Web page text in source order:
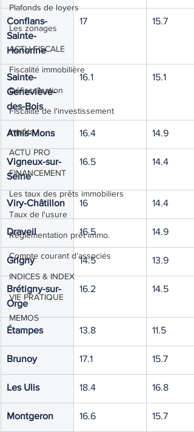
Plafonds de loyers
Les zonages
ACTU FISCALE
Fiscalité immobilière
Défiscalisation
Fiscalité de l'investissement
Impôts
ACTU PRO
FINANCEMENT
Les taux des prêts immobiliers
Taux de l'usure
Règlementation prêt immo.
Compte courant d'associés
INDICES & INDEX
VIE PRATIQUE
MEMOS
Conflans-
Sainte-
Honorine
17 15.7
Sainte-
Geneviève-
des-Bois
16.1 15.1
Athis-Mons 16.4 14.9
Vigneux-sur-
Seine
16.5 14.4
Viry-Châtillon 16 14.4
Draveil 16.5 14.9
Grigny 14.5 13.9
Brétigny-sur-
Orge
16.2 14.5
Étampes 13.8 11.5
Brunoy 17.1 15.7
Les Ulis 18.4 16.8
Montgeron 16.6 15.7